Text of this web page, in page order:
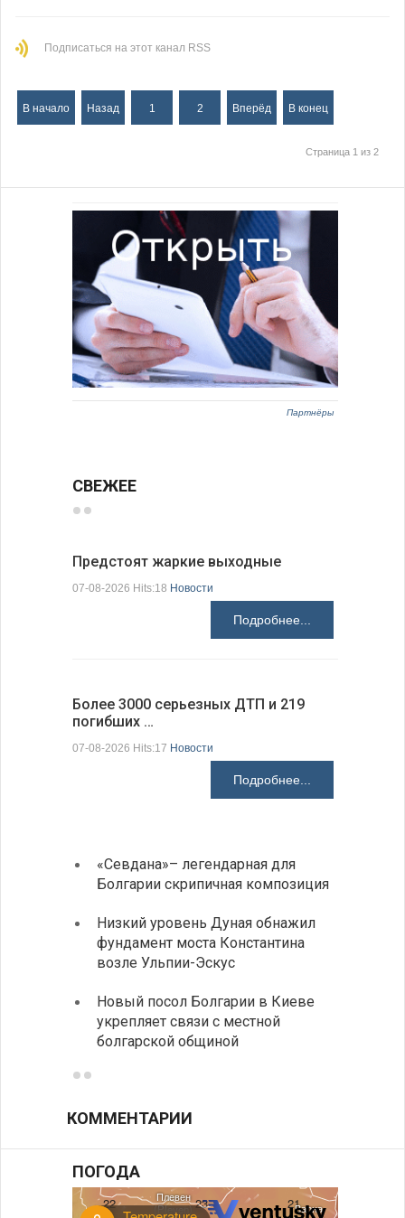
Подписаться на этот канал RSS
В начало Назад 1 2 Вперёд В конец
Страница 1 из 2
Партнёры
СВЕЖЕЕ
Предстоят жаркие выходные
07-08-2026 Hits:18 Новости
Подробнее...
Более 3000 серьезных ДТП и 219
погибших …
07-08-2026 Hits:17 Новости
Подробнее...
«Севдана»– легендарная для
Болгарии скрипичная композиция
Низкий уровень Дуная обнажил
фундамент моста Константина
возле Ульпии-Эскус
Новый посол Болгарии в Киеве
укрепляет связи с местной
болгарской общиной
КОММЕНТАРИИ
ПОГОДА